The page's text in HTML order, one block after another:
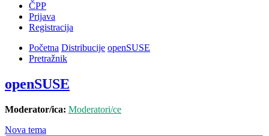
ČPP
Prijava
Registracija
Početna Distribucije openSUSE
Pretražnik
openSUSE
Moderator/ica: Moderatori/ce
Nova tema